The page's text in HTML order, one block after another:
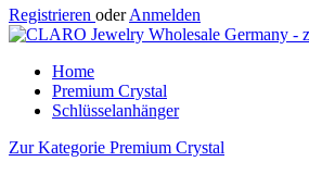
Registrieren oder Anmelden
Home
Premium Crystal
Schlüsselanhänger
Zur Kategorie Premium Crystal